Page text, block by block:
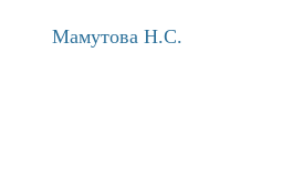
Мамутова Н.С.